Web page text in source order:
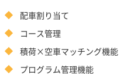
配車割り当て
コース管理
積荷×空車マッチング機能
プログラム管理機能